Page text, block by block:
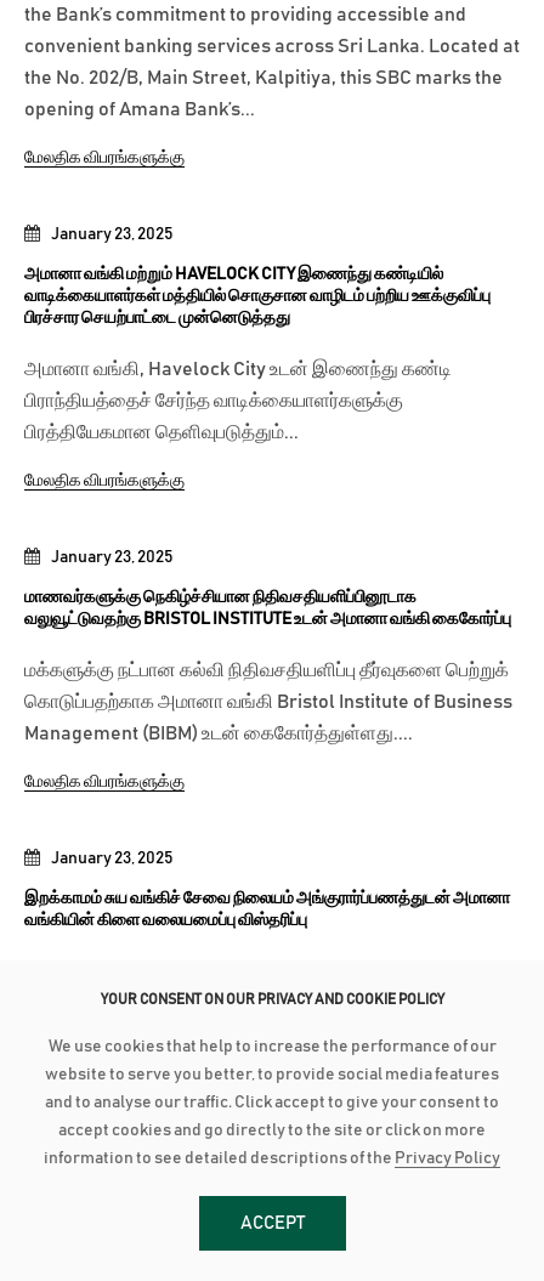
December 2, 2024
அமானா வங்கி சுயவங்கிச் சேவை நிலையம் எலபடகமவில் திறப்பு
அமானா வங்கி தனது 32ஆவது சுய வங்கிச் சேவை
January 23, 2025
இறக்காமம் சுய வங்கிச் சேவை நிலையம் அங்குரார்ப்பணத்துடன் அமானா
வங்கியின் கிளை வலையமைப்பு விஸ்தரிப்பு
ஆக அதிகரித்துள்ளது. தனது 33ஆவது சுய வங்கிச் சேவை
மேலதிக விபரங்களுக்கு
January 23, 2025
மாணவர்களுக்கு நெகிழ்ச்சியான நிதிவசதியளிப்பினூடாக
வலுவூட்டுவதற்கு BRISTOL INSTITUTE உடன் அமானா வங்கி கைகோர்ப்பு
மக்களுக்கு நட்பான கல்வி நிதிவசதியளிப்பு தீர்வுகளை பெற்றுக்
கொடுப்பதற்காக அமானா வங்கி Bristol Institute of Business
Management (BIBM) உடன் கைகோர்த்துள்ளது....
மேலதிக விபரங்களுக்கு
January 23, 2025
அமானா வங்கி மற்றும் HAVELOCK CITY இணைந்து கண்டியில்
வாடிக்கையாளர்கள் மத்தியில் சொகுசான வாழிடம் பற்றிய ஊக்குவிப்பு
பிரச்சார செயற்பாட்டை முன்னெடுத்தது
அமானா வங்கி, Havelock City உடன் இணைந்து கண்டி
பிராந்தியத்தைச் சேர்ந்த வாடிக்கையாளர்களுக்கு
பிரத்தியேகமான தெளிவுபடுத்தும்...
மேலதிக விபரங்களுக்கு
the Bank’s commitment to providing accessible and
convenient banking services across Sri Lanka. Located at
the No. 202/B, Main Street, Kalpitiya, this SBC marks the
opening of Amana Bank’s...
மேலதிக விபரங்களுக்கு
YOUR CONSENT ON OUR PRIVACY AND COOKIE POLICY
We use cookies that help to increase the performance of our
website to serve you better, to provide social media features
and to analyse our traffic. Click accept to give your consent to
accept cookies and go directly to the site or click on more
information to see detailed descriptions of the Privacy Policy
ACCEPT